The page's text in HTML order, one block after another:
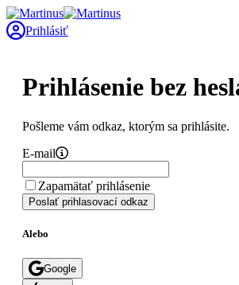
Prihlásiť
Prihlásenie bez
Pošleme vám odkaz, ktorým sa prihlásite.
E-mail
Zapamätať prihlásenie
Poslať prihlasovací odkaz
Alebo
Google